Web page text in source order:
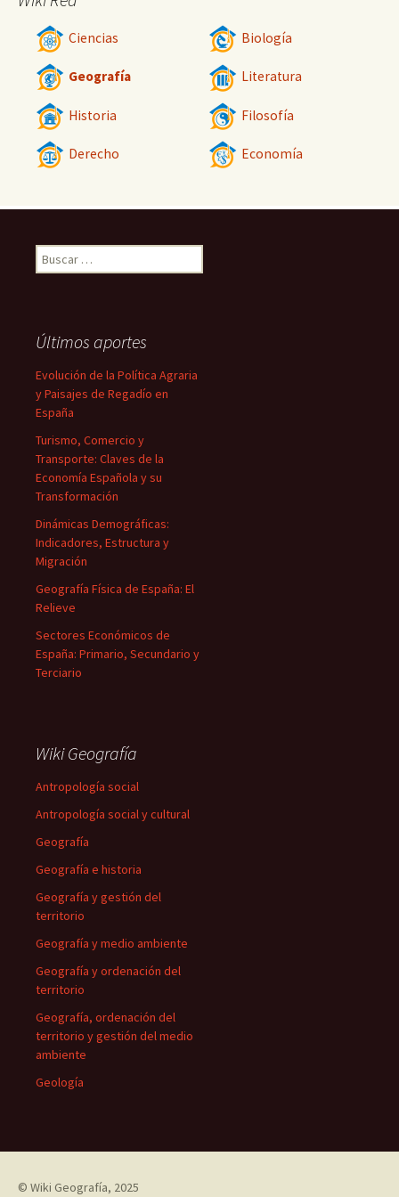
Ciencias Biología
Geografía Literatura
Historia Filosofía
Derecho Economía
Buscar:
Últimos aportes
Evolución de la Política Agraria
y Paisajes de Regadío en
España
Turismo, Comercio y
Transporte: Claves de la
Economía Española y su
Transformación
Dinámicas Demográficas:
Indicadores, Estructura y
Migración
Geografía Física de España: El
Relieve
Sectores Económicos de
España: Primario, Secundario y
Terciario
Wiki Geografía
Antropología social
Antropología social y cultural
Geografía
Geografía e historia
Geografía y gestión del
territorio
Geografía y medio ambiente
Geografía y ordenación del
territorio
Geografía, ordenación del
territorio y gestión del medio
ambiente
Geología
© Wiki Geografía, 2025